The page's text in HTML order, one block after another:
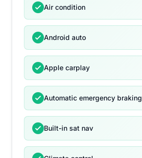
Air condition
Android auto
Apple carplay
Automatic emergency braking
Built-in sat nav